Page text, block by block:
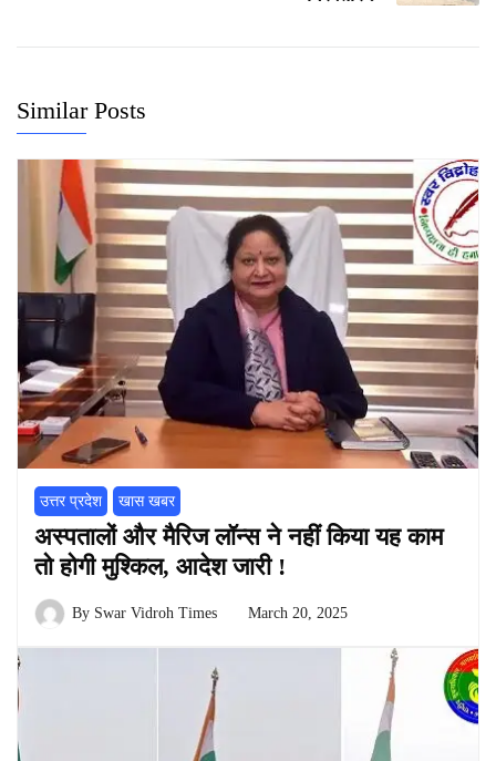
Similar Posts
उत्तर प्रदेश खास खबर
अस्पतालों और मैरिज लॉन्स ने नहीं किया यह काम
तो होगी मुश्किल, आदेश जारी !
By Swar Vidroh Times March 20, 2025